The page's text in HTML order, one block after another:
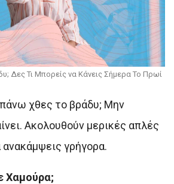
Δες Τι Μπορείς να Κάνεις Σήμερα Το Πρωί
χθες το βράδυ; Μην
Ακολουθούν μερικές απλές
γρήγορα.
Χαμούρα;